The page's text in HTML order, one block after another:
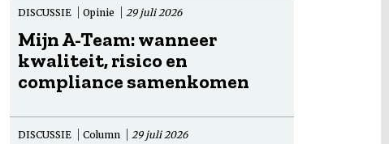
DISCUSSIE Opinie 29 juli 2026
Mijn A-Team: wanneer
kwaliteit, risico en
compliance samenkomen
DISCUSSIE Column 29 juli 2026